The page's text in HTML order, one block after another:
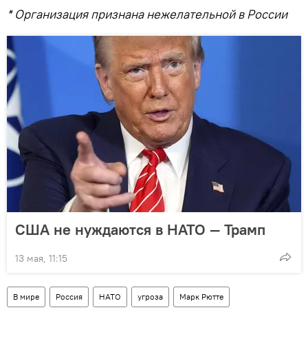
* Организация признана нежелательной в России
США не нуждаются в НАТО — Трамп
13 мая, 11:15
В мире Россия НАТО угроза Марк Рютте